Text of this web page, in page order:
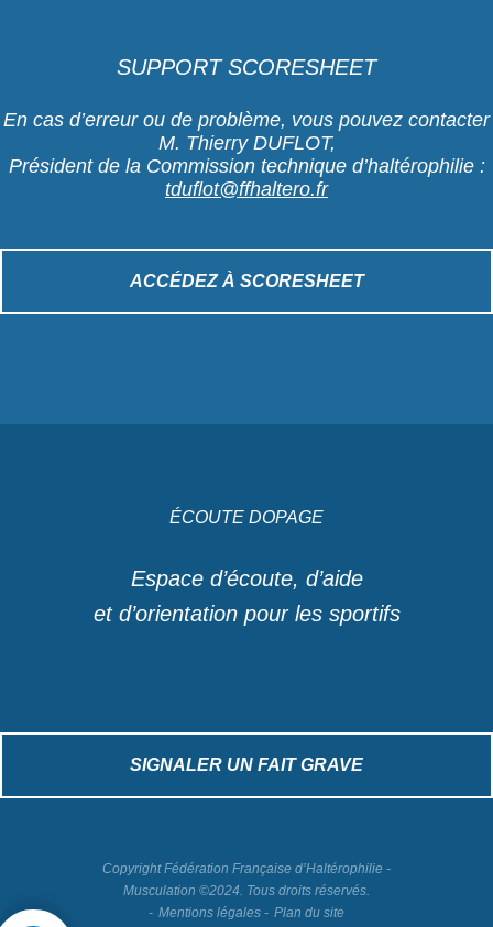
SUPPORT SCORESHEET
En cas d’erreur ou de problème, vous pouvez contacter
M. Thierry DUFLOT,
Président de la Commission technique d’haltérophilie :
tduflot@ffhaltero.fr
ACCÉDEZ À SCORESHEET
ÉCOUTE DOPAGE
Espace d’écoute, d’aide
et d’orientation pour les sportifs
SIGNALER UN FAIT GRAVE
Copyright Fédération Française d’Haltérophilie -
Musculation ©2024. Tous droits réservés.
Mentions légales
Plan du site